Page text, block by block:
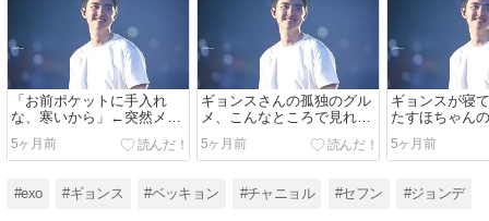
「お前ポケットに手入れ
な、寒いから」←突然メロ
ドラマのセリフさらっと言
うのずるい
5ヶ月前
ギョンスさんの孤独のグル
メ、こんなところで見れる
と思わず大声。
5ヶ月前
ギョンスが寝
たすほちゃん
みが良い刺さ
クサセ毎シー
って感じで和
5ヶ月前
#exo #ギョンス #ベッキョン #チャニョル #セフン #ジョンデ